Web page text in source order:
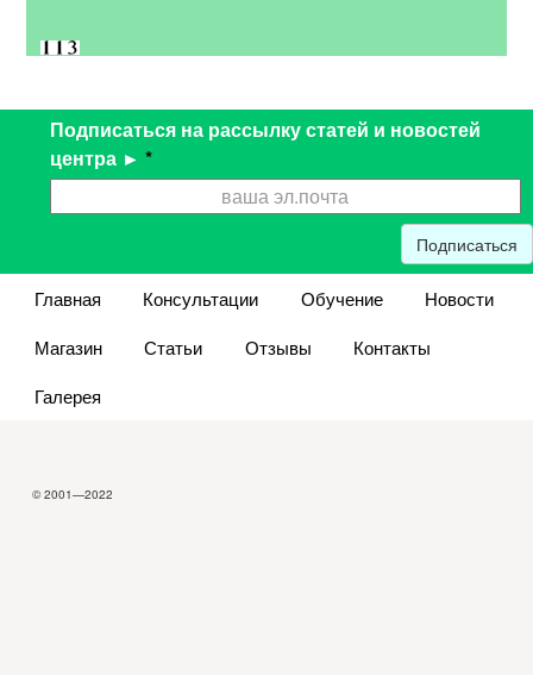
Подписаться на рассылку статей и новостей
центра ► *
Подписаться
Главная Консультации Обучение
Новости
Магазин
Статьи Отзывы
Контакты
Галерея
© 2001—2022